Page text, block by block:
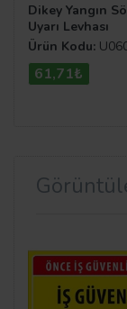
Dikey Yangın
Uyarı Levhası
Ürün Kodu:
61,71₺